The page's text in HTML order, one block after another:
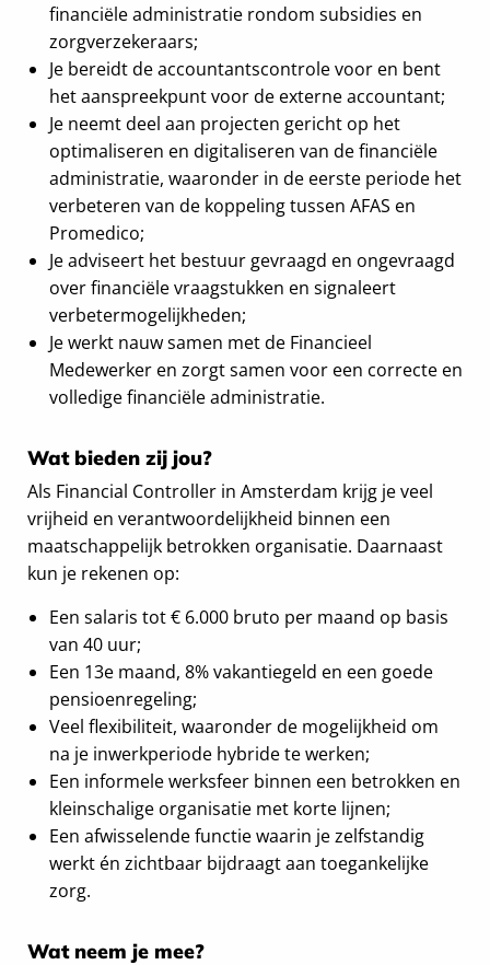
financiële administratie rondom subsidies en
zorgverzekeraars;
Je bereidt de accountantscontrole voor en bent
het aanspreekpunt voor de externe accountant;
Je neemt deel aan projecten gericht op het
optimaliseren en digitaliseren van de financiële
administratie, waaronder in de eerste periode het
verbeteren van de koppeling tussen AFAS en
Promedico;
Je adviseert het bestuur gevraagd en ongevraagd
over financiële vraagstukken en signaleert
verbetermogelijkheden;
Je werkt nauw samen met de Financieel
Medewerker en zorgt samen voor een correcte en
volledige financiële administratie.
Wat bieden zij jou?
Als Financial Controller in Amsterdam krijg je veel
vrijheid en verantwoordelijkheid binnen een
maatschappelijk betrokken organisatie. Daarnaast
kun je rekenen op:
Een salaris tot € 6.000 bruto per maand op basis
van 40 uur;
Een 13e maand, 8% vakantiegeld en een goede
pensioenregeling;
Veel flexibiliteit, waaronder de mogelijkheid om
na je inwerkperiode hybride te werken;
Een informele werksfeer binnen een betrokken en
kleinschalige organisatie met korte lijnen;
Een afwisselende functie waarin je zelfstandig
werkt én zichtbaar bijdraagt aan toegankelijke
zorg.
Wat neem je mee?